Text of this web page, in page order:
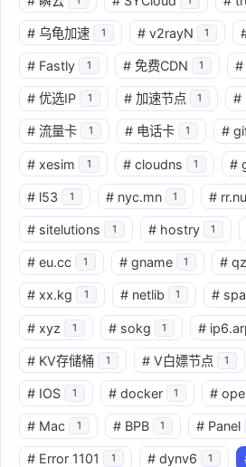
# 乌龟加速 1 # v2rayN 1
# Fastly 1 # 免费CDN 1 #
# 优选IP 1 # 加速节点 1 #
# 流量卡 1 # 电话卡 1 #
# xesim 1 # cloudns 1 #
# l53 1 # nyc.mn 1 # rr.nu
# sitelutions 1 # hostry 1
# eu.cc 1 # gname 1 #
# xx.kg 1 # netlib 1 #
# xyz 1 # sokg 1 #
# KV存储桶 1 # V白嫖节点 1
# IOS 1 # docker 1 #
# Mac 1 # BPB 1 # Panel
# Error 1101 1 # dynv6 1